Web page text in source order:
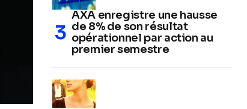
AXA enregistre une hausse
de 8% de son résultat
opérationnel par action au
premier semestre